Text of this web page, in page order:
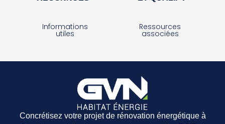
Informations
utiles
Ressources
associées
Concrétisez votre projet de rénovation énergétique à